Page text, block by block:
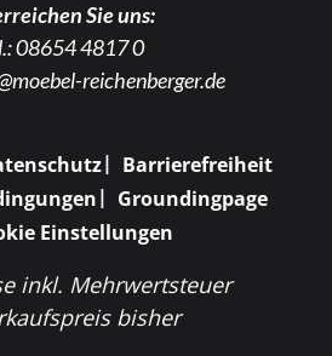
Sie uns:
08654 4817 0
reichenberger.de
Barrierefreiheit
Groundingpage
Einstellungen
inkl. Mehrwertsteuer
bisher